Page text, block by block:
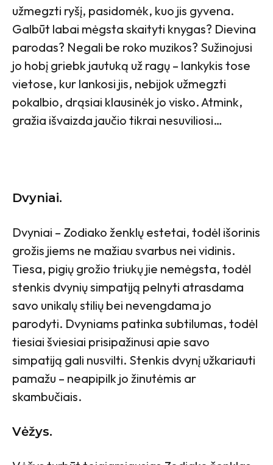
užmegzti ryšį, pasidomėk, kuo jis gyvena.
Galbūt labai mėgsta skaityti knygas? Dievina
parodas? Negali be roko muzikos? Sužinojusi
jo hobį griebk jautuką už ragų – lankykis tose
vietose, kur lankosi jis, nebijok užmegzti
pokalbio, drąsiai klausinėk jo visko. Atmink,
gražia išvaizda jaučio tikrai nesuviliosi…
Dvyniai.
Dvyniai – Zodiako ženklų estetai, todėl išorinis
grožis jiems ne mažiau svarbus nei vidinis.
Tiesa, pigių grožio triukų jie nemėgsta, todėl
stenkis dvynių simpatiją pelnyti atrasdama
savo unikalų stilių bei nevengdama jo
parodyti. Dvyniams patinka subtilumas, todėl
tiesiai šviesiai prisipažinusi apie savo
simpatiją gali nusvilti. Stenkis dvynį užkariauti
pamažu – neapipilk jo žinutėmis ar
skambučiais.
Vėžys.